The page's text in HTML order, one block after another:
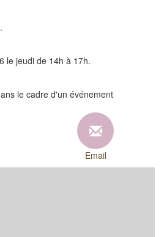
le jeudi de 14h à 17h.
le cadre d'un événement
Email